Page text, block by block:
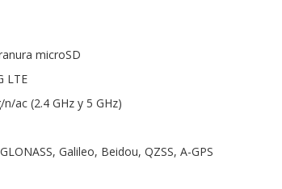
microSD
LTE
ac (2.4 GHz y 5 GHz)
Galileo, Beidou, QZSS, A-GPS